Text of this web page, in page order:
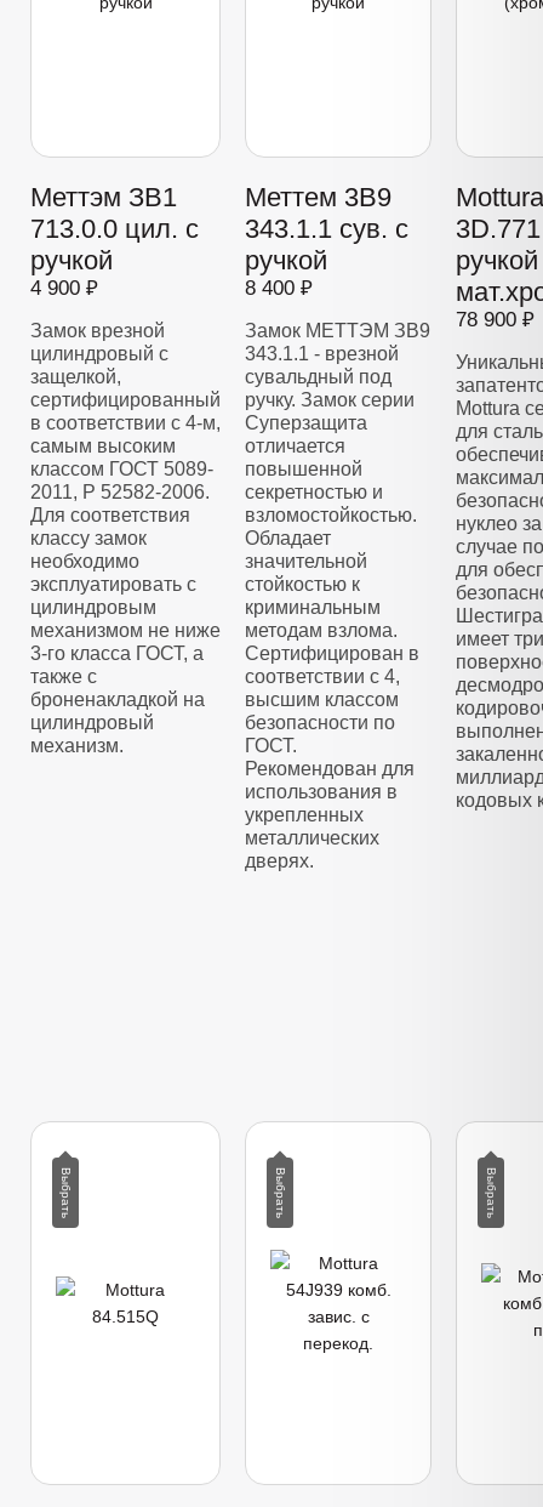
Меттэм ЗВ1
713.0.0 цил. с
ручкой
4 900 ₽
Замок врезной
цилиндровый с
защелкой,
сертифицированный
в соответствии с 4-м,
самым высоким
классом ГОСТ 5089-
2011, Р 52582-2006.
Для соответствия
классу замок
необходимо
эксплуатировать с
цилиндровым
механизмом не ниже
3-го класса ГОСТ, а
также с
броненакладкой на
цилиндровый
механизм.
Меттем 3В9
343.1.1 сув. с
ручкой
8 400 ₽
Замок МЕТТЭМ ЗВ9
343.1.1 - врезной
сувальдный под
ручку. Замок серии
Суперзащита
отличается
повышенной
секретностью и
взломостойкостью.
Обладает
значительной
стойкостью к
криминальным
методам взлома.
Сертифицирован в
соответствии с 4,
высшим классом
безопасности по
ГОСТ.
Рекомендован для
использования в
укрепленных
металлических
дверях.
78 900 ₽
Mottura
для
нуклео
случае
для
имеет
кодовых